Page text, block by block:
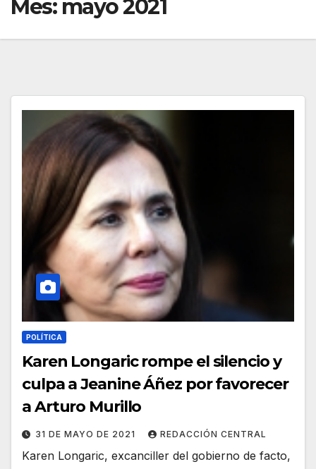
Mes: mayo 2021
POLÍTICA
Karen Longaric rompe el silencio y
culpa a Jeanine Áñez por favorecer
a Arturo Murillo
31 DE MAYO DE 2021 REDACCIÓN CENTRAL
Karen Longaric, excanciller del gobierno de facto,